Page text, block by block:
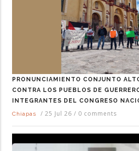
PRONUNCIAMIENTO CONJUNTO
CONTRA LOS PUEBLOS DE
INTEGRANTES DEL CONGRESO
Chiapas
/ 25 Jul 26 / 0 comments